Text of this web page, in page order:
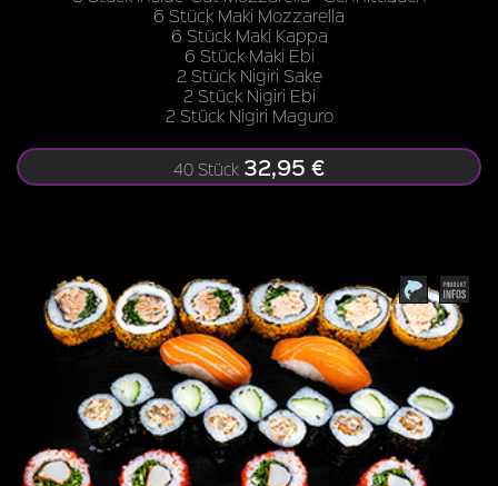
6 Stück Maki Mozzarella
6 Stück Maki Kappa
6 Stück Maki Ebi
2 Stück Nigiri Sake
2 Stück Nigiri Ebi
2 Stück Nigiri Maguro
40 Stück 32,95 €